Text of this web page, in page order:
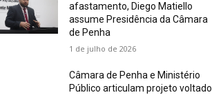
afastamento, Diego Matiello
assume Presidência da Câmara
de Penha
1 de julho de 2026
Câmara de Penha e Ministério
Público articulam projeto voltado